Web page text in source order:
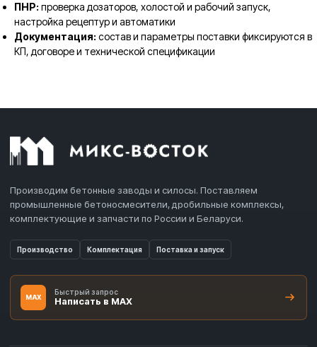
ПНР: проверка дозаторов, холостой и рабочий запуск,
настройка рецептур и автоматики
Документация: состав и параметры поставки фиксируются в
КП, договоре и технической спецификации
Производим бетонные заводы и силосы. Поставляем
промышленные бетоносмесители, дробильные комплексы,
комплектующие и запчасти по России и Беларуси.
Производство Комплектация Поставка и запуск
MAX
Быстрый запрос
Написать в MAX